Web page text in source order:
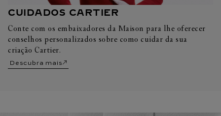
CUIDADOS CARTIER
Conte com os embaixadores da Maison para lhe oferecer
conselhos personalizados sobre como cuidar da sua
criação Cartier.
Descubra mais